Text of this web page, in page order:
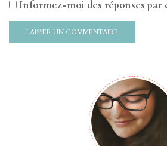
Informez-moi des réponses par